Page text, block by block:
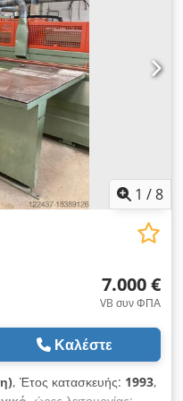
1 /8
7.000 €
VB συν ΦΠΑ
Καλέστε
, Έτος κατασκευής: 1993,